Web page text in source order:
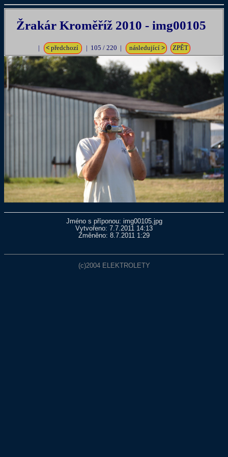
Žrakár Kroměříž 2010 - img00105
< předchozí | 105 / 220 | následující > ZPĚT
Jméno s příponou: img00105.jpg
Vytvořeno: 7.7.2011 14:13
Změněno: 8.7.2011 1:29
(c)2004 ELEKTROLETY